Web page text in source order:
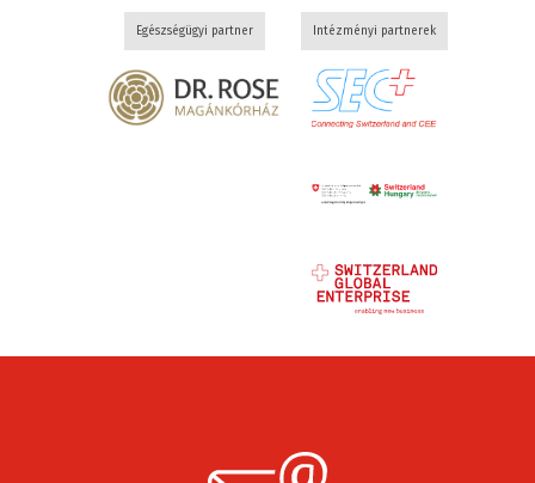
Egészségügyi partner Intézményi partnerek